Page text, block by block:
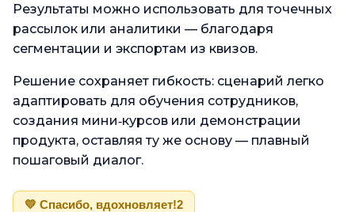
Результаты можно использовать для точечных
рассылок или аналитики — благодаря
сегментации и экспортам из квизов.
Решение сохраняет гибкость: сценарий легко
адаптировать для обучения сотрудников,
создания мини‑курсов или демонстрации
продукта, оставляя ту же основу — плавный
пошаговый диалог.
💛 Спасибо, вдохновляет!2